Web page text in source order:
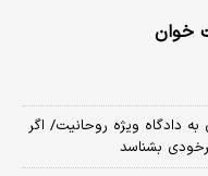
خوان
به دادگاه ویژه روحانیت/ اگر
بشناسد